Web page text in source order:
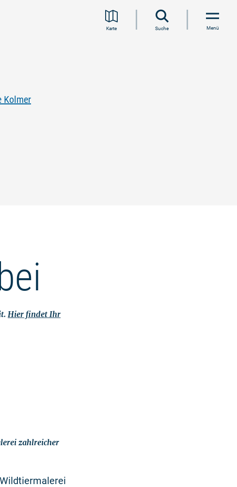
Karte Suche Menü
Kolmer
Hier findet Ihr
zahlreicher